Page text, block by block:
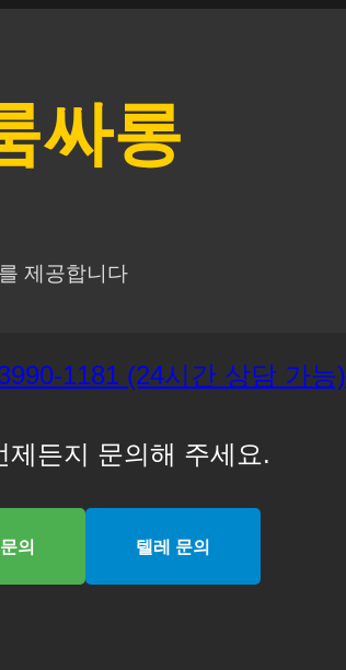
싸롱
제공합니다
1181 (24시간 상담 가능)
든지 문의해 주세요.
의 텔레 문의